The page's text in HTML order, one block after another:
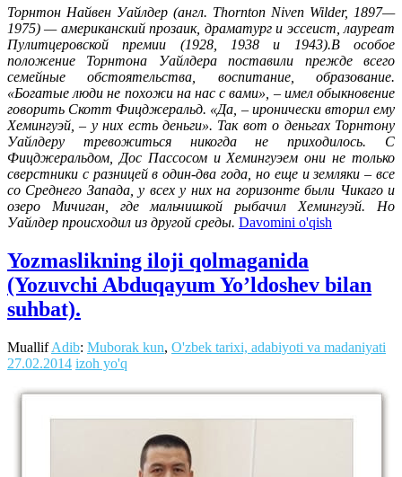
Торнтон Найвен Уайлдер (англ. Thornton Niven Wilder, 1897—
1975) — американский прозаик, драматург и эссеист, лауреат
Пулитцеровской премии (1928, 1938 и 1943).В особое
положение Торнтона Уайлдера поставили прежде всего
семейные обстоятельства, воспитание, образование.
«Богатые люди не похожи на нас с вами», – имел обыкновение
говорить Скотт Фицджеральд. «Да, – иронически вторил ему
Хемингуэй, – у них есть деньги». Так вот о деньгах Торнтону
Уайлдеру тревожиться никогда не приходилось. С
Фицджеральдом, Дос Пассосом и Хемингуэем они не только
сверстники с разницей в один-два года, но еще и земляки – все
со Среднего Запада, у всех у них на горизонте были Чикаго и
озеро Мичиган, где мальчишкой рыбачил Хемингуэй. Но
Уайлдер происходил из другой среды. Davomini o'qish
Yozmaslikning iloji qolmaganida
(Yozuvchi Abduqayum Yo’ldoshev bilan
suhbat).
MuallifAdib: Muborak kun, O'zbek tarixi, adabiyoti va madaniyati
27.02.2014 izoh yo'q